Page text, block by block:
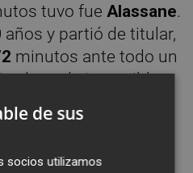
tuvo fue Alassane.
años y partió de titular,
minutos ante todo un
la tarde imposible,
la web de análisis
de sus
socios utilizamos